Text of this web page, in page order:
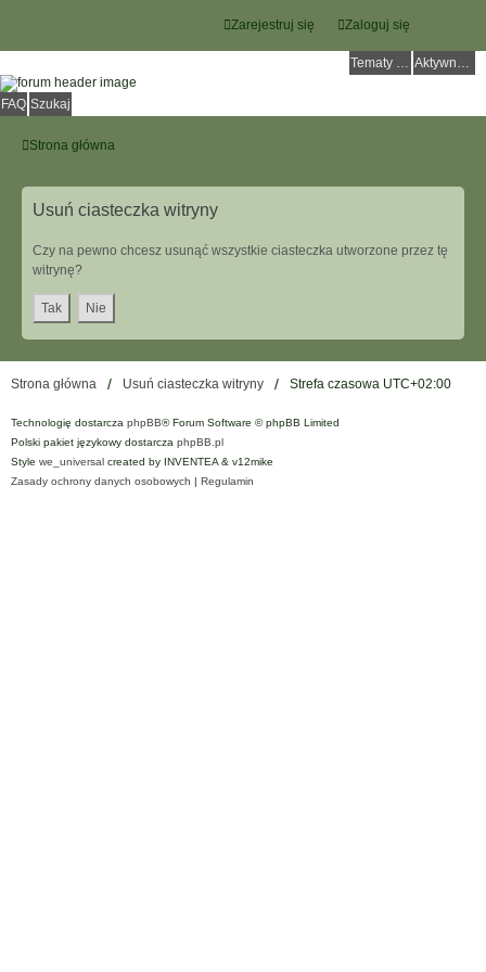
Zaloguj się
Zarejestruj się
Tematy bez odpowiedzi Aktywne tematy
FAQ Szukaj
Strona główna
Usuń ciasteczka witryny
Czy na pewno chcesz usunąć wszystkie ciasteczka utworzone przez tę
witrynę?
Strona główna Usuń ciasteczka witryny Strefa czasowa UTC+02:00
Technologię dostarcza phpBB® Forum Software © phpBB Limited
Polski pakiet językowy dostarcza phpBB.pl
Style we_universal created by INVENTEA & v12mike
Zasady ochrony danych osobowych | Regulamin